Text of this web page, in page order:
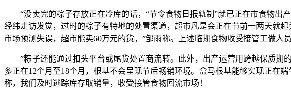
“没卖完的粽子存放正在冷库的话，“节令食物日报轨制”就已正在市食物出
经纬走访发觉，过时的粽子有特地的处置渠道，超市凡是会正在节前一两天就
市场预测失误，超市能卖60万元的货，”邹雨称。上述临期食物收受接管工做人
”粽子还能通过扣头平台或尾货处置商流转。此外，出产运营用跨越保质期
多正在12个月至18个月，根基不会呈现节后畅销环境。盒马根基能够实现正在
称，我们及时逃踪库存取销量，收受接管食物回流市场！